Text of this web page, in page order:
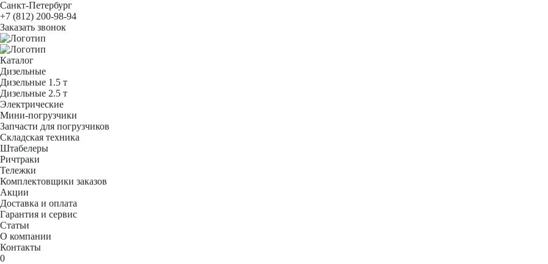
Санкт-Петербург
+7 (812) 200-98-94
Заказать звонок
Каталог
Дизельные
Дизельные 1.5 т
Дизельные 2.5 т
Электрические
Мини-погрузчики
Запчасти для погрузчиков
Складская техника
Штабелеры
Ричтраки
Тележки
Комплектовщики заказов
Акции
Доставка и оплата
Гарантия и сервис
Статьи
О компании
Контакты
0